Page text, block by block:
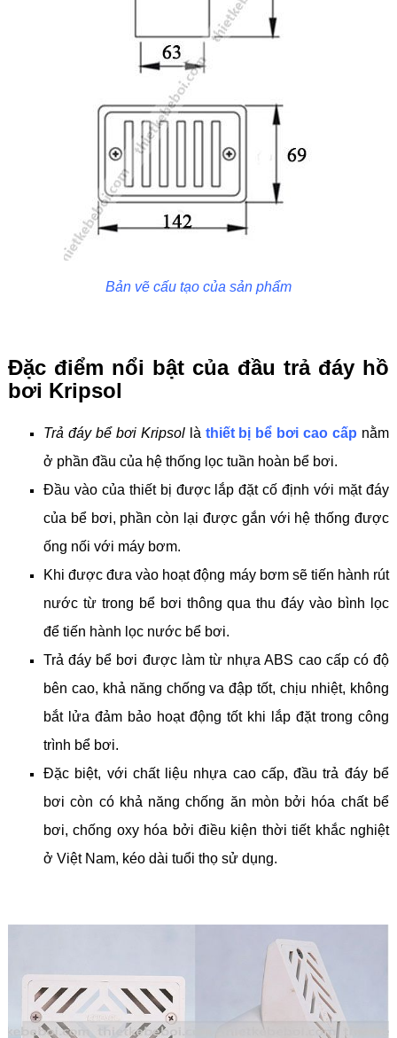
Bản vẽ cấu tạo của sản phẩm
Đặc điểm nổi bật của đầu trả đáy hồ
bơi Kripsol
Trả đáy bể bơi Kripsollà thiết bị bể bơi cao cấp nằm
ở phần đầu của hệ thống lọc tuần hoàn bể bơi.
Đầu vào của thiết bị được lắp đặt cố định với mặt đáy
của bể bơi, phần còn lại được gắn với hệ thống được
ống nối với máy bơm.
Khi được đưa vào hoạt động máy bơm sẽ tiến hành rút
nước từ trong bể bơi thông qua thu đáy vào bình lọc
để tiến hành lọc nước bể bơi.
Trả đáy bể bơi được làm từ nhựa ABS cao cấp có độ
bên cao, khả năng chống va đập tốt, chịu nhiệt, không
bắt lửa đảm bảo hoạt động tốt khi lắp đặt trong công
trình bể bơi.
Đặc biệt, với chất liệu nhựa cao cấp, đầu trả đáy bể
bơi còn có khả năng chống ăn mòn bởi hóa chất bể
bơi, chống oxy hóa bởi điều kiện thời tiết khắc nghiệt
ở Việt Nam, kéo dài tuổi thọ sử dụng.